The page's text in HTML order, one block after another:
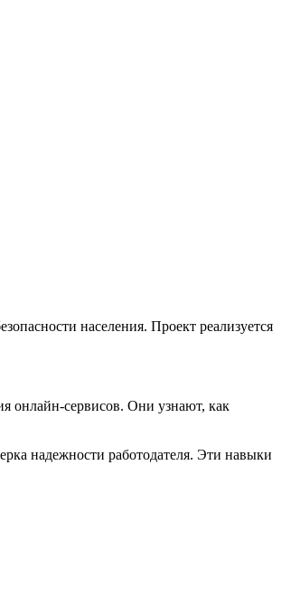
населения. Проект реализуется
онлайн-сервисов. Они узнают, как
надежности работодателя. Эти навыки